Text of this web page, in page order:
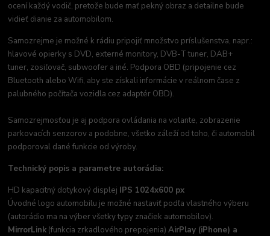
ocení každý vodič, pretože bude mať pekný obraz a detailne bude
vidieť dianie za automobilom.
Samozrejme je možné k rádiu pripojiť množstvo príslušenstva, napr.:
hlavové opierky s DVD, externé monitory, DVB-T tuner, DAB+
tuner, zosiľovač, subwoofer a iné. Podpora OBD (pripojenie cez
Bluetooth alebo Wifi, aby ste získali informácie v reálnom čase z
palubného počítača vozidla cez adaptér OBD).
Samozrejmosťou je aj podpora ovládania na volante, zobrazenie
parkovacích senzorov a podobne, všetko záleží od toho, či automobil
podporoval dané funkcie od výroby.
Technický popis a parametre autorádia:
HD kapacitný dotykový displej IPS 1024x600 px
Úvodné logo automobilu je možné nastaviť podľa vlastného výberu
(autorádio ma na výber všetky typy značiek automobilov).
MirrorLink (funkcia zrkadlového prepojenia)AirPlay (iPhone) a